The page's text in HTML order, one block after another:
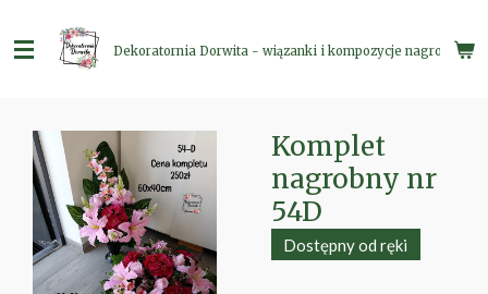
do
głównej
Dekoratornia Dorwita - wiązanki i kompozycje nagrobne
Komplet
nagrobny nr
54D
Dostępny od ręki